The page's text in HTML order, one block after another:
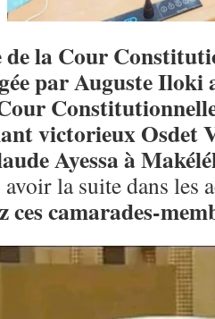
la Cour
par Auguste Iloki
victorieux Osdet
Ayessa à
la suite dans les
ces camarades-